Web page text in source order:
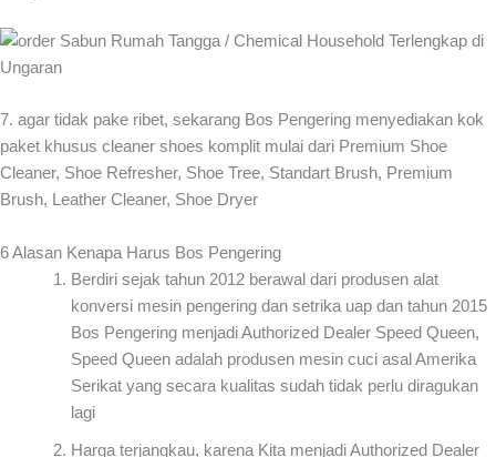
7. agar tidak pake ribet, sekarang Bos Pengering menyediakan kok
paket khusus cleaner shoes komplit mulai dari Premium Shoe
Cleaner, Shoe Refresher, Shoe Tree, Standart Brush, Premium
Brush, Leather Cleaner, Shoe Dryer
6 Alasan Kenapa Harus Bos Pengering
Berdiri sejak tahun 2012 berawal dari produsen alat
konversi mesin pengering dan setrika uap dan tahun 2015
Bos Pengering menjadi Authorized Dealer Speed Queen,
Speed Queen adalah produsen mesin cuci asal Amerika
Serikat yang secara kualitas sudah tidak perlu diragukan
lagi
Harga terjangkau, karena Kita menjadi Authorized Dealer